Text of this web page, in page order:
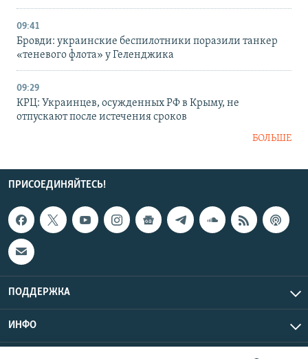
09:41
Бровди: украинские беспилотники поразили танкер
«теневого флота» у Геленджика
09:29
КРЦ: Украинцев, осужденных РФ в Крыму, не
отпускают после истечения сроков
БОЛЬШЕ
ПРИСОЕДИНЯЙТЕСЬ!
ПОДДЕРЖКА
ИНФО